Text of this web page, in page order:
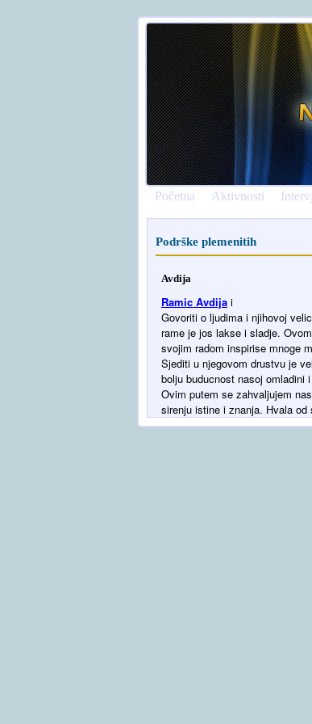
Početna Aktivnosti
Podrške plemenitih
Avdija
Ramic Avdijai
Govoriti o ljudima i njihovoj
rame je jos lakse i sladje.
svojim radom inspirise mnoge
Sjediti u njegovom drustvu je
bolju buducnost nasoj omladini
Ovim putem se zahvaljujem
sirenju istine i znanja. Hvala od